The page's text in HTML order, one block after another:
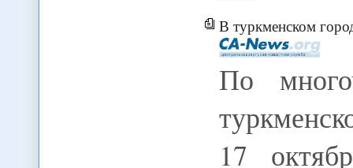
В туркменском городе Мары
По
17